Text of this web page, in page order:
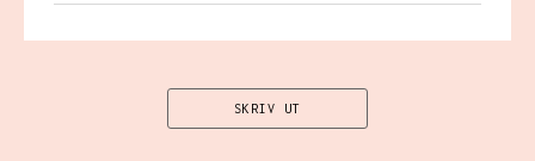
SKRIV UT